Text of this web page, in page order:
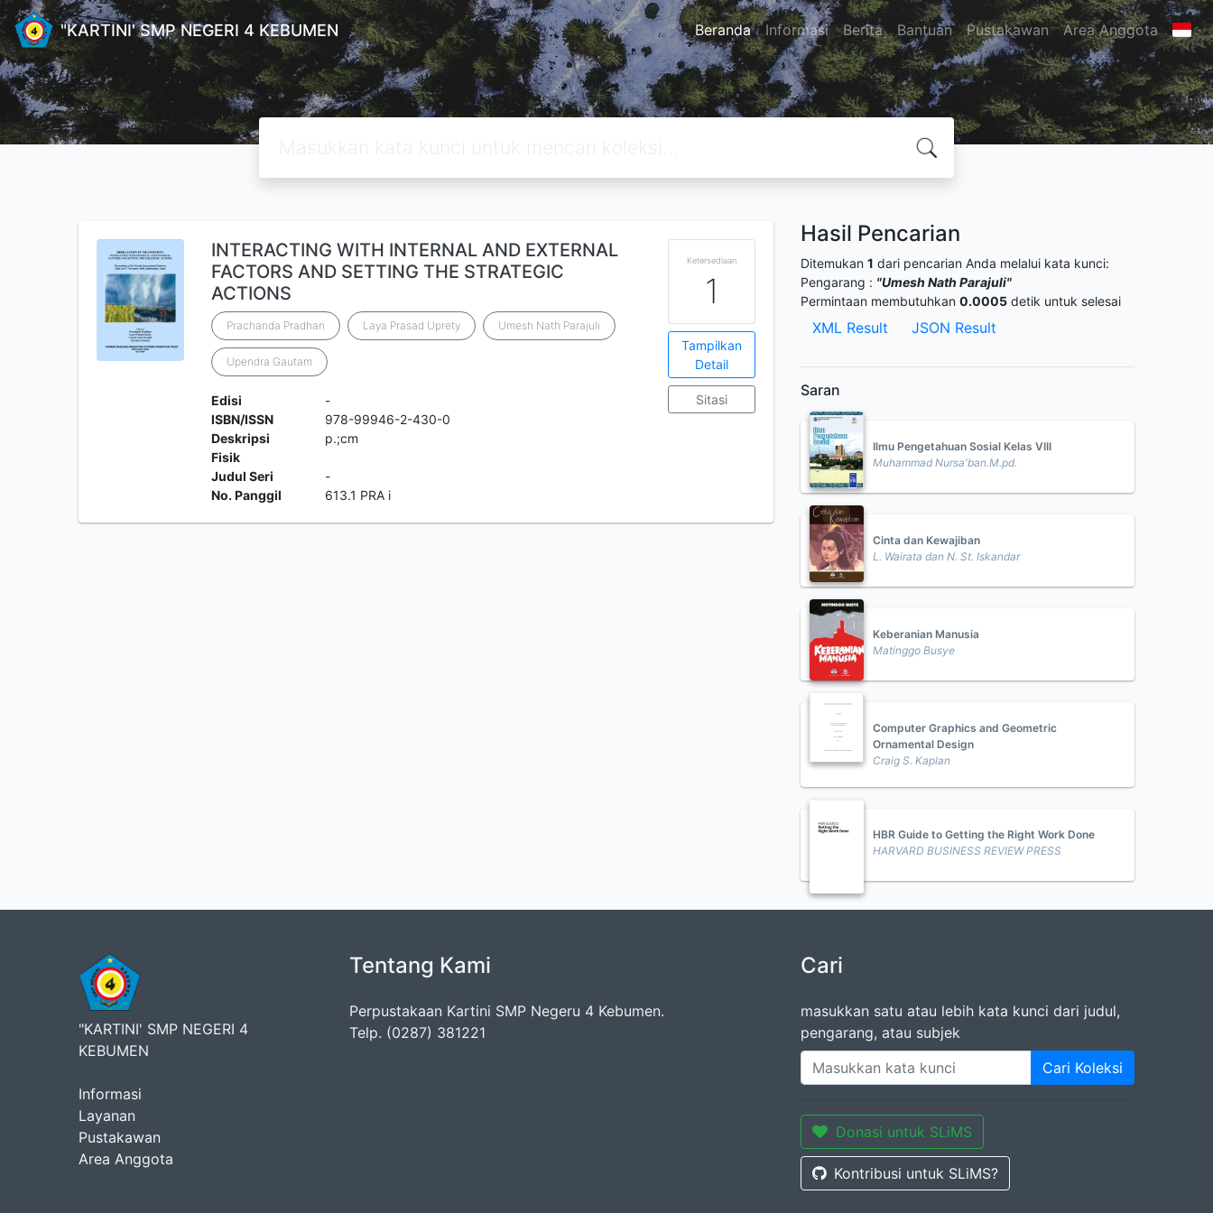
"KARTINI' SMP NEGERI 4 KEBUMEN Beranda Informasi Berita Bantuan Pustakawan Area Anggota
INTERACTING WITH INTERNAL AND EXTERNAL
FACTORS AND SETTING THE STRATEGIC
ACTIONS
Prachanda Pradhan Laya Prasad Uprety Umesh Nath Parajuli
Upendra Gautam
Edisi
-
ISBN/ISSN
978-99946-2-430-0
Deskripsi
Fisik
p.;cm
Judul Seri
-
No. Panggil
613.1 PRA i
Ketersediaan
1
Tampilkan
Detail
Sitasi
Hasil Pencarian
Ditemukan 1 dari pencarian Anda melalui kata kunci:
Pengarang : "Umesh Nath Parajuli"
Permintaan membutuhkan 0.0005 detik untuk selesai
XML Result JSON Result
Saran
Ilmu Pengetahuan Sosial Kelas VIII
Muhammad Nursa'ban.M.pd.
Cinta dan Kewajiban
L. Wairata dan N. St. Iskandar
Keberanian Manusia
Matinggo Busye
Computer Graphics and Geometric
Ornamental Design
Craig S. Kaplan
HBR Guide to Getting the Right Work Done
HARVARD BUSINESS REVIEW PRESS
"KARTINI' SMP NEGERI 4
KEBUMEN
Informasi
Layanan
Pustakawan
Area Anggota
Tentang Kami
Perpustakaan Kartini SMP Negeru 4 Kebumen.
Telp. (0287) 381221
Cari
masukkan satu atau lebih kata kunci dari judul,
pengarang, atau subjek
Cari Koleksi
Donasi untuk SLiMS
Kontribusi untuk SLiMS?